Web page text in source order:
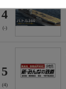
4
(-)
5
(4)